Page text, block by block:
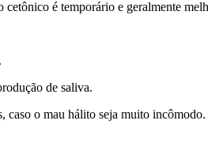
é temporário e geralmente
de saliva.
caso o mau hálito seja muito incômodo.